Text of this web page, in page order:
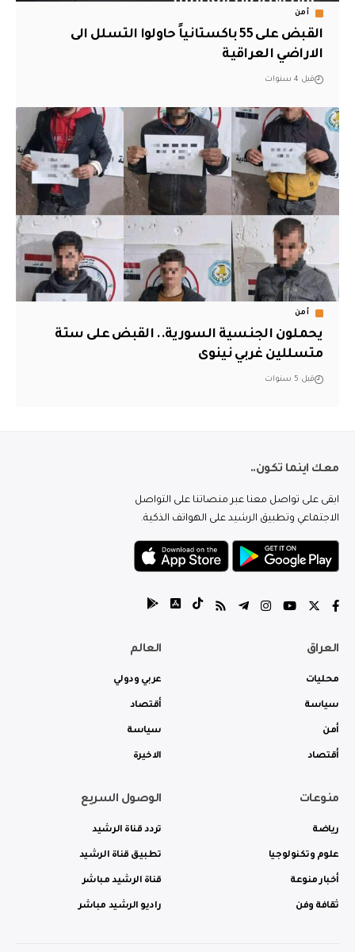
أمن
القبض على 55 باكستانياً حاولوا التسلل الى
الاراضي العراقية
قبل 4 سنوات
أمن
يحملون الجنسية السورية.. القبض على ستة
متسللين غربي نينوى
قبل 5 سنوات
معك اينما تكون..
ابقى على تواصل معنا عبر منصاتنا على التواصل
الاجتماعي وتطبيق الرشيد على الهواتف الذكية.
العراق
محليات
سياسة
أمن
أقتصاد
العالم
عربي ودولي
أقتصاد
سياسة
الاخيرة
منوعات
رياضة
علوم وتكنولوجيا
أخبار منوعة
ثقافة وفن
الوصول السريع
تردد قناة الرشيد
تطبيق قناة الرشيد
قناة الرشيد مباشر
راديو الرشيد مباشر